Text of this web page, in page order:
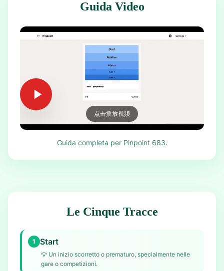
Guida Video
点击播放视频
Guida completa per Pinpoint 683.
Le Cinque Tracce
1 Start
💡 Un inizio scorretto o prematuro, specialmente nelle
gare o competizioni.